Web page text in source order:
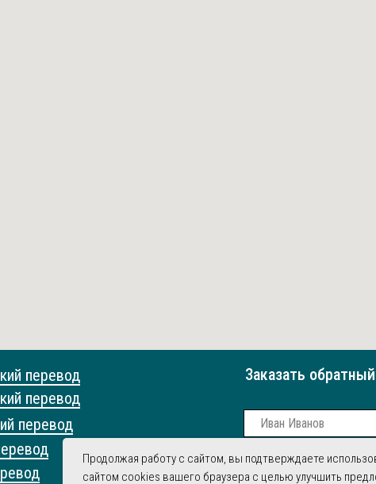
перевод
перевод
перевод
Заказать
Продолжая работу с сайтом, вы подтверждаете
сайтом cookies вашего браузера с целью улучшить